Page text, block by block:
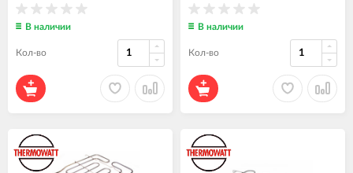
В наличии
Кол-во
В наличии
Кол-во